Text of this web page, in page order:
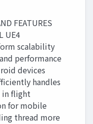
FEATURES
UE4
scalability
performance
devices
handles
in flight
for mobile
thread more